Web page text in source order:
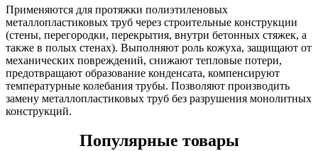
Применяются для протяжки полиэтиленовых
металлопластиковых труб через строительные конструкции
(стены, перегородки, перекрытия, внутри бетонных стяжек, а
также в полых стенах). Выполняют роль кожуха, защищают от
механических повреждений, снижают тепловые потери,
предотвращают образование конденсата, компенсируют
температурные колебания трубы. Позволяют производить
замену металлопластиковых труб без разрушения монолитных
конструкций.
Популярные товары